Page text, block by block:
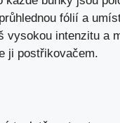
fólií a
intenzitu a
ji postřikovačem.